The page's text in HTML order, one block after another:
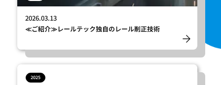
2026.03.13
≪ご紹介≫レールテック独自のレール削正技術
2025